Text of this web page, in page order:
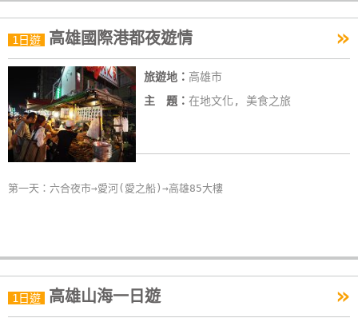
1日遊 高雄國際港都夜遊情 »
旅遊地： 高雄市
主 題： 在地文化, 美食之旅
第一天：六合夜市→愛河(愛之船)→高雄85大樓
1日遊 高雄山海一日遊 »